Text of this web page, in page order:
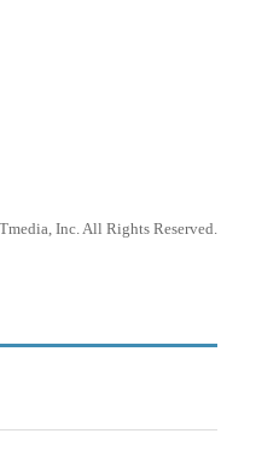
うにデータベース環境
トリを指定
Inc. All Rights Reserved.